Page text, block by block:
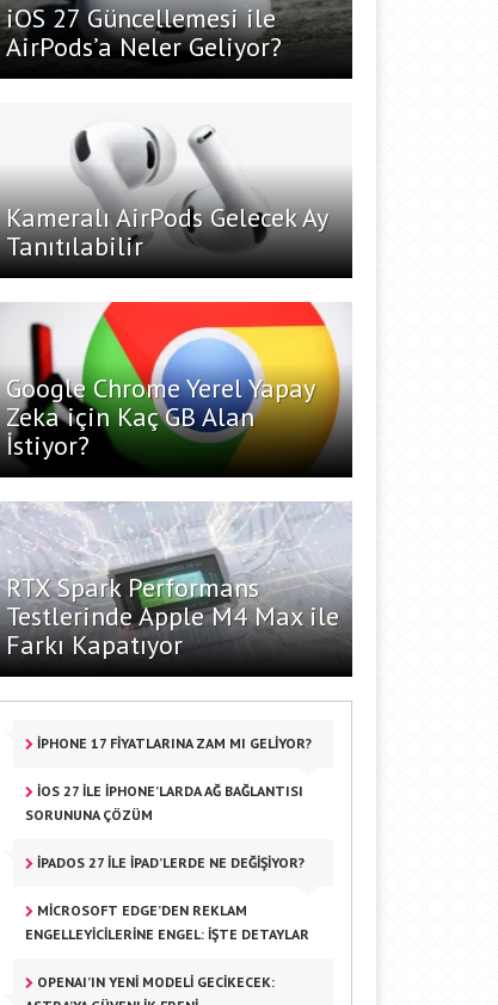
iOS 27 Güncellemesi ile
AirPods’a Neler Geliyor?
Kameralı AirPods Gelecek Ay
Tanıtılabilir
Google Chrome Yerel Yapay
Zeka için Kaç GB Alan
İstiyor?
RTX Spark Performans
Testlerinde Apple M4 Max ile
Farkı Kapatıyor
IPHONE 17 FIYATLARINA ZAM MI GELIYOR?
IOS 27 ILE IPHONE’LARDA AĞ BAĞLANTISI
SORUNUNA ÇÖZÜM
IPADOS 27 ILE IPAD’LERDE NE DEĞIŞIYOR?
MICROSOFT EDGE’DEN REKLAM
ENGELLEYICILERINE ENGEL: İŞTE DETAYLAR
OPENAI’IN YENI MODELI GECIKECEK: